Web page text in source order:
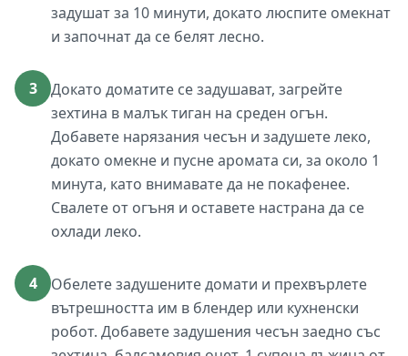
задушат за 10 минути, докато люспите омекнат
и започнат да се белят лесно.
3
Докато доматите се задушават, загрейте
зехтина в малък тиган на среден огън.
Добавете нарязания чесън и задушете леко,
докато омекне и пусне аромата си, за около 1
минута, като внимавате да не покафенее.
Свалете от огъня и оставете настрана да се
охлади леко.
4
Обелете задушените домати и прехвърлете
вътрешността им в блендер или кухненски
робот. Добавете задушения чесън заедно със